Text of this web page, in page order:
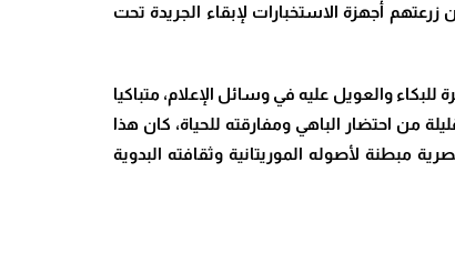
أجهزة الاستخبارات لإبقاء الجريدة تحت
والعويل عليه في وسائل الإعلام، متباكيا
من احتضار الباهي ومفارقته للحياة، كان هذا
مبطنة لأصوله الموريتانية وثقافته البدوية